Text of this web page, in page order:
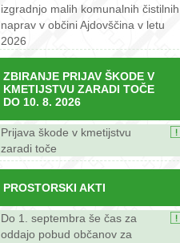
izgradnjo malih komunalnih čistilnih
naprav v občini Ajdovščina v letu
2026
ZBIRANJE PRIJAV ŠKODE V
KMETIJSTVU ZARADI TOČE
DO 10. 8. 2026
Prijava škode v kmetijstvu
zaradi toče
PROSTORSKI AKTI
Do 1. septembra še čas za
oddajo pobud občanov za